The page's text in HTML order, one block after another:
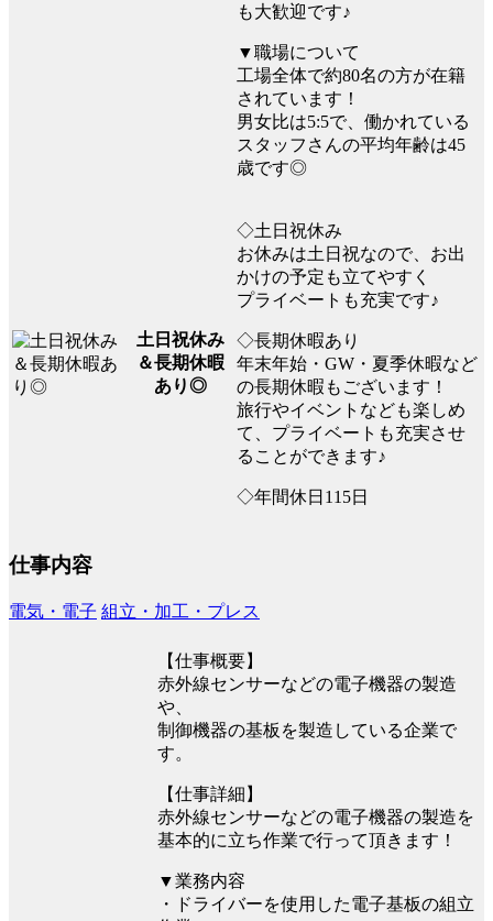
も大歓迎です♪
▼職場について
工場全体で約80名の方が在籍
されています！
男女比は5:5で、働かれている
スタッフさんの平均年齢は45
歳です◎
土日祝休み
＆長期休暇
あり◎
◇土日祝休み
お休みは土日祝なので、お出
かけの予定も立てやすく
プライベートも充実です♪
◇長期休暇あり
年末年始・GW・夏季休暇など
の長期休暇もございます！
旅行やイベントなども楽しめ
て、プライベートも充実させ
ることができます♪
◇年間休日115日
仕事内容
電気・電子 組立・加工・プレス
【仕事概要】
赤外線センサーなどの電子機器の製造
や、
制御機器の基板を製造している企業で
す。
【仕事詳細】
赤外線センサーなどの電子機器の製造を
基本的に立ち作業で行って頂きます！
▼業務内容
・ドライバーを使用した電子基板の組立